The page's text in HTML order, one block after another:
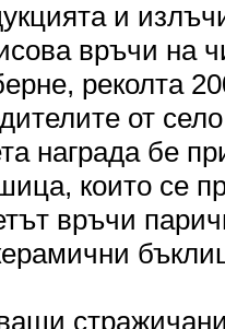
и
връчи на
реколта
от
награда бе
които се
връчи